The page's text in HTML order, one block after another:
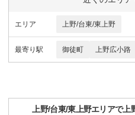
エリア 上野/台東/東上野
最寄り駅 御徒町 上野広小路
上野/台東/東上野エリアで上